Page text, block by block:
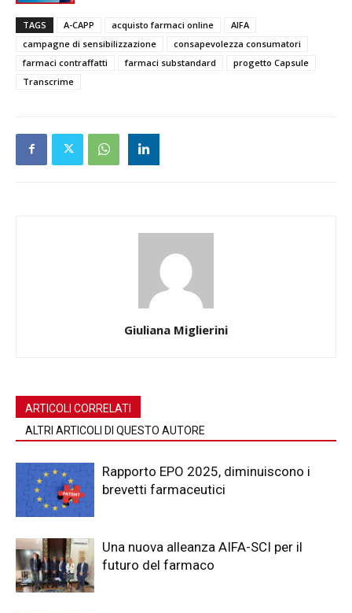
TAGS A-CAPP acquisto farmaci online
AIFA
campagne di sensibilizzazione
consapevolezza consumatori
farmaci contraffatti
farmaci substandard
progetto Capsule
Transcrime
Giuliana Miglierini
ARTICOLI CORRELATI
ALTRI ARTICOLI DI QUESTO AUTORE
Rapporto EPO 2025, diminuiscono i
brevetti farmaceutici
Una nuova alleanza AIFA-SCI per il
futuro del farmaco